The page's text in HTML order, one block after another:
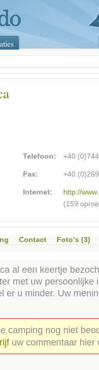
Telefoon: +40
Fax: +40
Internet:
http://
(159
Contact
Foto‘s (3)
al een keertje
met uw persoonlijke
er u minder. Uw
camping nog niet
uw commentaar hier